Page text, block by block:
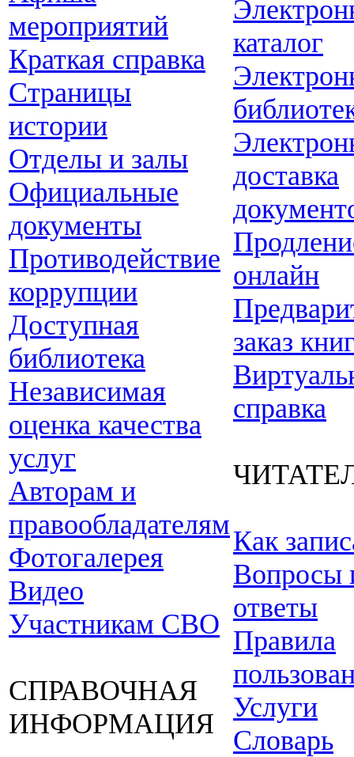
мероприятий
Краткая справка
Страницы
истории
Отделы и залы
Официальные
документы
Противодействие
коррупции
Доступная
библиотека
Независимая
оценка качества
услуг
Авторам и
правообладателям
Фотогалерея
Видео
Участникам СВО
СПРАВОЧНАЯ
ИНФОРМАЦИЯ
каталог
доставка
онлайн
заказ
справка
Как
Вопросы
ответы
Правила
Услуги
Словарь